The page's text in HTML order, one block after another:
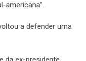
americana”.
a defender uma